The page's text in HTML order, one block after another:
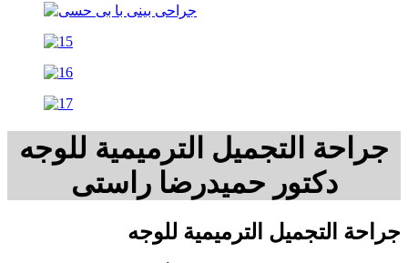
جراحة التجميل الترميمية للوجه
دکتور حمیدرضا راستی
التجميل الترميمية للوجه